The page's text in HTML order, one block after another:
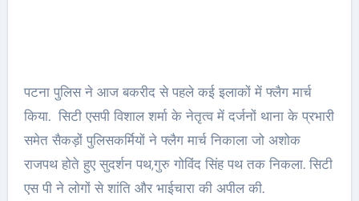
पटना पुलिस ने आज बकरीद से पहले कई इलाकों में फ्लैग मार्च
किया. सिटी एसपी विशाल शर्मा के नेतृत्व में दर्जनों थाना के प्रभारी
समेत सैकड़ों पुलिसकर्मियों ने फ्लैग मार्च निकाला जो अशोक
राजपथ होते हुए सुदर्शन पथ,गुरु गोविंद सिंह पथ तक निकला. सिटी
एस पी ने लोगों से शांति और भाईचारा की अपील की.